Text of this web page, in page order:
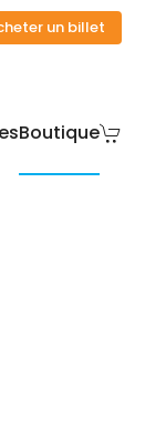
un billet
Boutique